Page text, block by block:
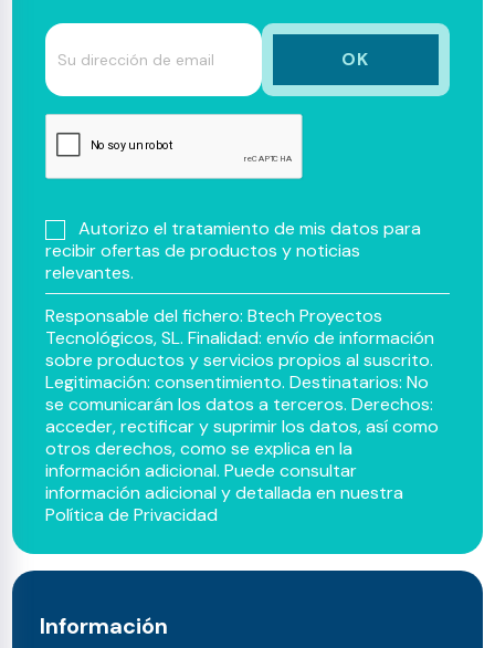
Autorizo el tratamiento de mis datos para
recibir ofertas de productos y noticias
relevantes.
Responsable del fichero: Btech Proyectos
Tecnológicos, SL. Finalidad: envío de información
sobre productos y servicios propios al suscrito.
Legitimación: consentimiento. Destinatarios: No
se comunicarán los datos a terceros. Derechos:
acceder, rectificar y suprimir los datos, así como
otros derechos, como se explica en la
información adicional. Puede consultar
información adicional y detallada en nuestra
Política de Privacidad
Información